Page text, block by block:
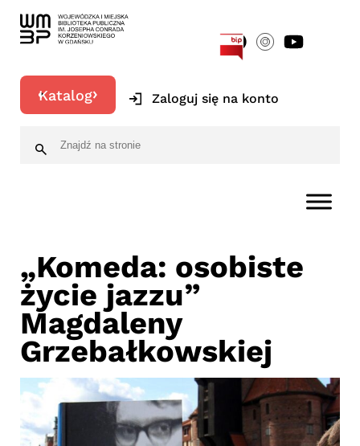
Katalog Zaloguj się na konto
„Komeda: osobiste
życie jazzu”
Magdaleny
Grzebałkowskiej